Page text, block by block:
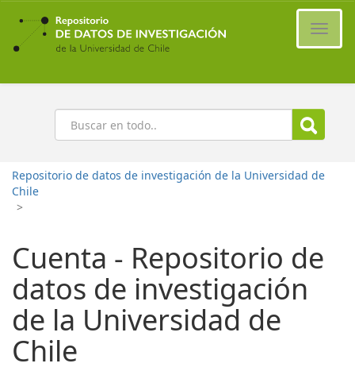
Ir
contenido
principal
Buscar
Repositorio de datos de investigación de la Universidad de
Chile
>
Cuenta - Repositorio de
datos de investigación
de la Universidad de
Chile